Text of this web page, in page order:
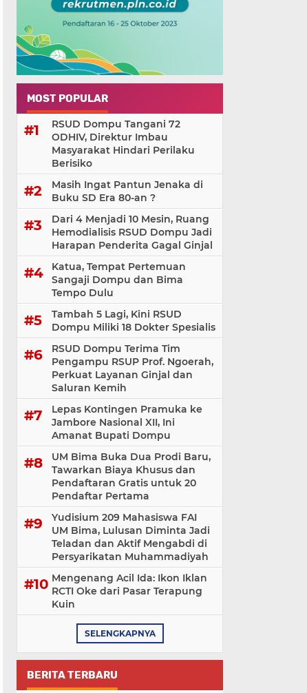
MOST POPULAR
RSUD Dompu Tangani 72
ODHIV, Direktur Imbau
Masyarakat Hindari Perilaku
Berisiko
Masih Ingat Pantun Jenaka di
Buku SD Era 80-an ?
Dari 4 Menjadi 10 Mesin, Ruang
Hemodialisis RSUD Dompu Jadi
Harapan Penderita Gagal Ginjal
Katua, Tempat Pertemuan
Sangaji Dompu dan Bima
Tempo Dulu
Tambah 5 Lagi, Kini RSUD
Dompu Miliki 18 Dokter Spesialis
RSUD Dompu Terima Tim
Pengampu RSUP Prof. Ngoerah,
Perkuat Layanan Ginjal dan
Saluran Kemih
Lepas Kontingen Pramuka ke
Jambore Nasional XII, Ini
Amanat Bupati Dompu
UM Bima Buka Dua Prodi Baru,
Tawarkan Biaya Khusus dan
Pendaftaran Gratis untuk 20
Pendaftar Pertama
Yudisium 209 Mahasiswa FAI
UM Bima, Lulusan Diminta Jadi
Teladan dan Aktif Mengabdi di
Persyarikatan Muhammadiyah
Mengenang Acil Ida: Ikon Iklan
RCTI Oke dari Pasar Terapung
Kuin
SELENGKAPNYA
BERITA TERBARU